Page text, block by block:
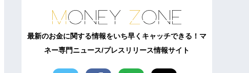
最新のお金に関する情報をいち早くキャッチできる！マ
ネー専門ニュース/プレスリリース情報サイト